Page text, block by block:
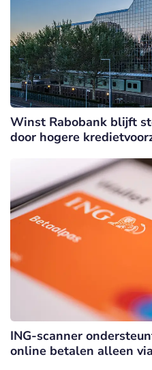
Winst Rabobank blijft
door hogere
ING-scanner
online betalen alleen